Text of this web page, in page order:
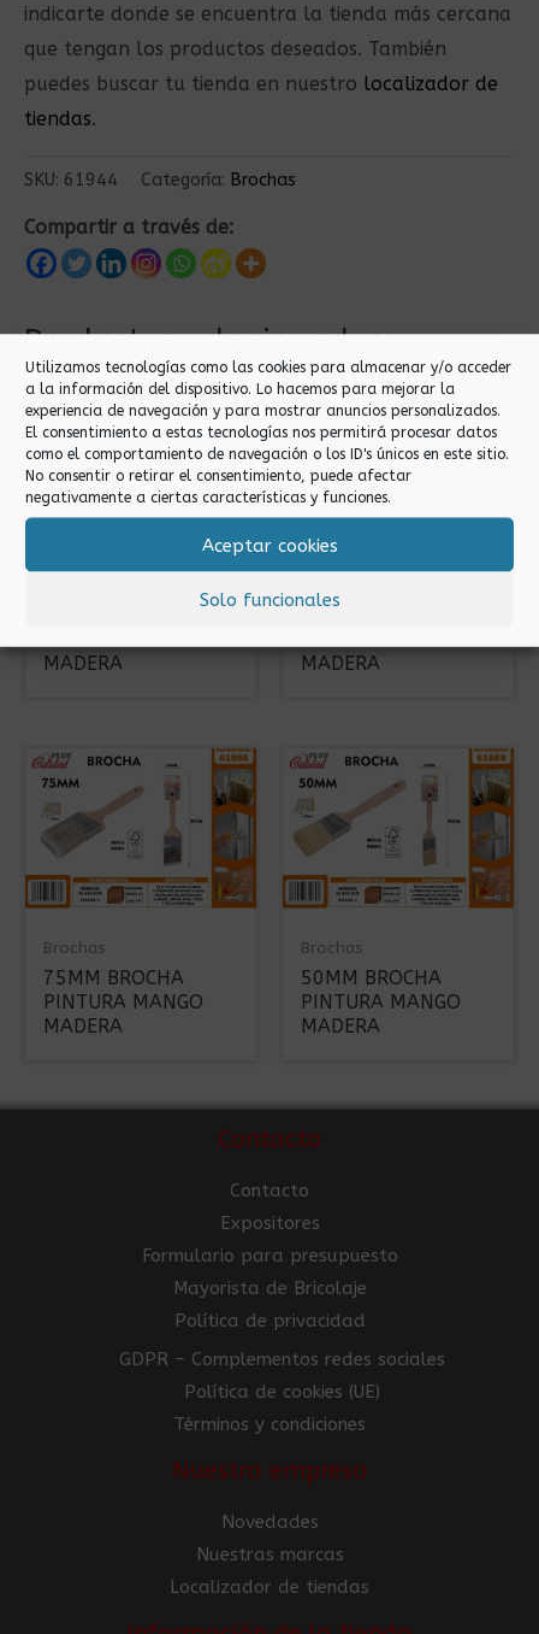
Utilizamos tecnologías como las cookies para almacenar y/o acceder
a la información del dispositivo. Lo hacemos para mejorar la
experiencia de navegación y para mostrar anuncios personalizados.
El consentimiento a estas tecnologías nos permitirá procesar datos
como el comportamiento de navegación o los ID's únicos en este sitio.
No consentir o retirar el consentimiento, puede afectar
negativamente a ciertas características y funciones.
Aceptar cookies
Solo funcionales
indicarte donde se encuentra la tienda más cercana
que tengan los productos deseados. También
puedes buscar tu tienda en nuestro localizador de
tiendas.
SKU: 61944 Categoría: Brochas
Compartir a través de:
Productos relacionados
MADERA
MADERA
Brochas
75MM BROCHA
PINTURA MANGO
MADERA
Brochas
50MM BROCHA
PINTURA MANGO
MADERA
Contacto
Contacto
Expositores
Formulario para presupuesto
Mayorista de Bricolaje
Política de privacidad
GDPR – Complementos redes sociales
Política de cookies (UE)
Términos y condiciones
Nuestra empresa
Novedades
Nuestras marcas
Localizador de tiendas